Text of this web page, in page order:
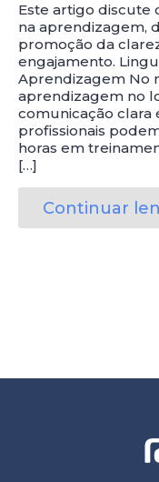
Este artigo discute
na aprendizagem,
promoção da
engajamento.
Aprendizagem No
aprendizagem no
comunicação clara
profissionais
horas em
[…]
Continuar